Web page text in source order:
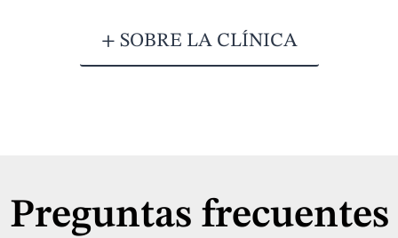
+ SOBRE LA CLÍNICA
Preguntas frecuentes